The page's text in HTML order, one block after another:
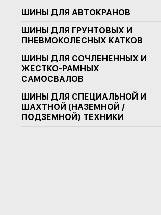
ШИНЫ ДЛЯ АВТОКРАНОВ
ШИНЫ ДЛЯ ГРУНТОВЫХ И
ПНЕВМОКОЛЕСНЫХ КАТКОВ
ШИНЫ ДЛЯ СОЧЛЕНЕННЫХ И
ЖЕСТКО-РАМНЫХ
САМОСВАЛОВ
ШИНЫ ДЛЯ СПЕЦИАЛЬНОЙ И
ШАХТНОЙ (НАЗЕМНОЙ /
ПОДЗЕМНОЙ) ТЕХНИКИ